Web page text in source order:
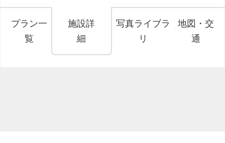
プラン一
覧
施設詳
細
写真ライブラ
リ
地図・交
通